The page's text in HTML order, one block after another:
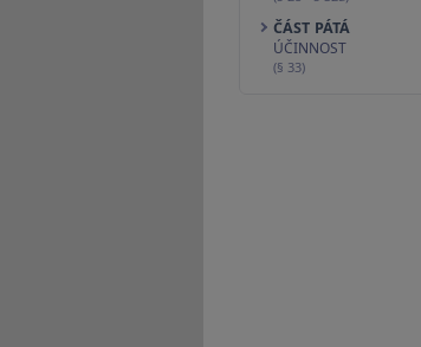
ČÁST PÁTÁ
ÚČINNOST
(§ 33)